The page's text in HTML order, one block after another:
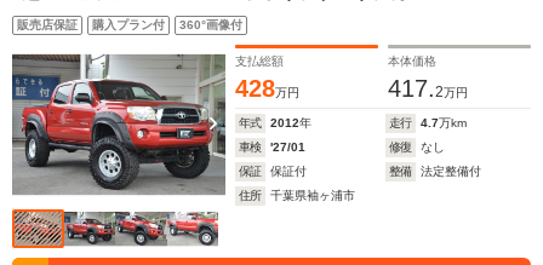
フトアップ 社外FUEL16アルミホイール 社外ポケット
スタイルオーバーフェンダー 社外HDDナビTV
Bluetooth バックカメラ シートカバー
販売店保証 購入プラン付 360°画像付
支払総額
428万円
本体価格
417.2万円
年式 2012年 走行 4.7万km
車検
'27/01 修復
なし
保証
保証付 整備
法定整備付
住所
千葉県袖ヶ浦市